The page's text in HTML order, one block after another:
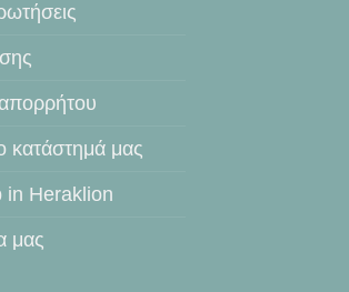
κατάστημά μας
in Heraklion
μας